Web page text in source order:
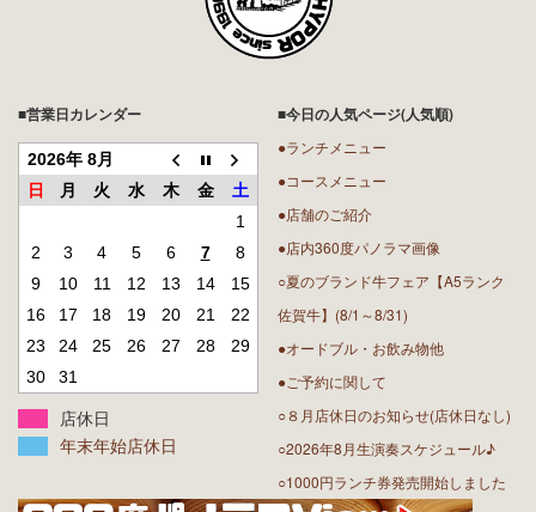
■営業日カレンダー
2026年 8月
日
月 火 水 木 金
土
1
2
3 4 5 6 7
8
9
10 11 12 13 14
15
16
17 18 19 20 21
22
23
24 25 26 27 28
29
30
31
店休日
年末年始店休日
■今日の人気ページ(人気順)
●ランチメニュー
●コースメニュー
●店舗のご紹介
●店内360度パノラマ画像
○夏のブランド牛フェア【A5ランク
佐賀牛】(8/1～8/31)
●オードブル・お飲み物他
●ご予約に関して
○８月店休日のお知らせ(店休日なし)
○2026年8月生演奏スケジュール♪
○1000円ランチ券発売開始しました